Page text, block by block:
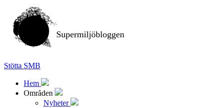
Supermiljöbloggen
Stötta SMB
Hem
Områden
Nyheter